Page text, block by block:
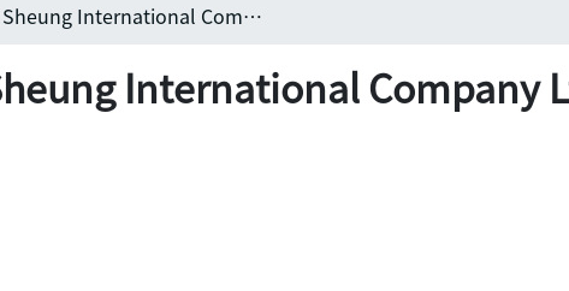
工商國際有限公司 Kung Sheung International Company Ltd. 20周年誌慶
International Company